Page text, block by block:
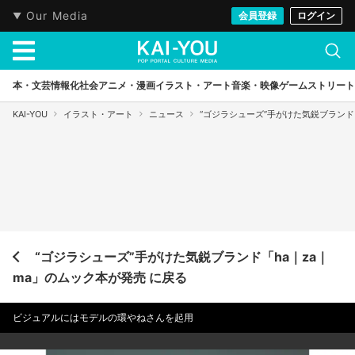
Our Media 会員登録 ログイン
本・文芸情報化社会アニメ・漫画イラスト・アート音楽・映像ゲームストリート
KAI-YOU イラスト・アート ニュース “ゴジラシューズ”手がけた気鋭ブラン
“ゴジラシューズ”手がけた気鋭ブランド「ha｜za｜
ma」のムック本が発売 に戻る
ビジュアルにはモデルの環やねさんを起用